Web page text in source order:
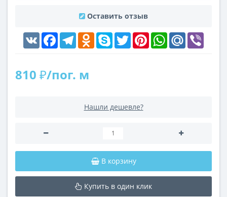
Оставить отзыв
VK FacebookTelegramOdnoklassniki
Skype Twitter PinterestWhatsAppMail.Ru
810 ₽/пог. м
Нашли дешевле?
В корзину
Купить в один клик